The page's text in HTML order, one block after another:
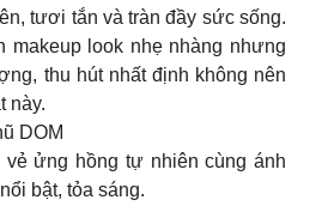
tươi tắn và tràn đầy sức sống.
makeup look nhẹ nhàng nhưng
thu hút nhất định không nên
này.
DOM
vẻ ửng hồng tự nhiên cùng ánh
bật, tỏa sáng.